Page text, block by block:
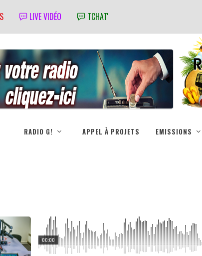
LIVE VIDÉO TCHAT'
RADIO G! APPEL À PROJETS EMISSIONS
00:00